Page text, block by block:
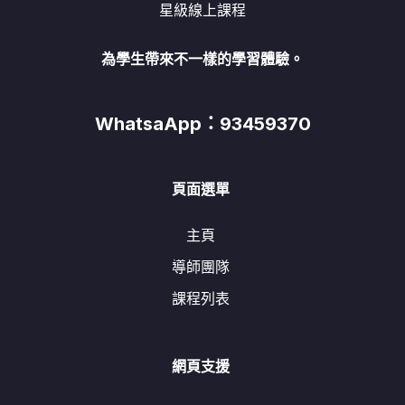
星級線上課程
為學生帶來不一樣的學習體驗。
WhatsaApp：93459370
頁面選單
主頁
導師團隊
課程列表
網頁支援